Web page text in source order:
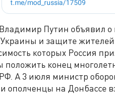
Путин объявил
и защите
которых Россия
положить конец
А 3 июля министр
и ополченцы на Донбассе